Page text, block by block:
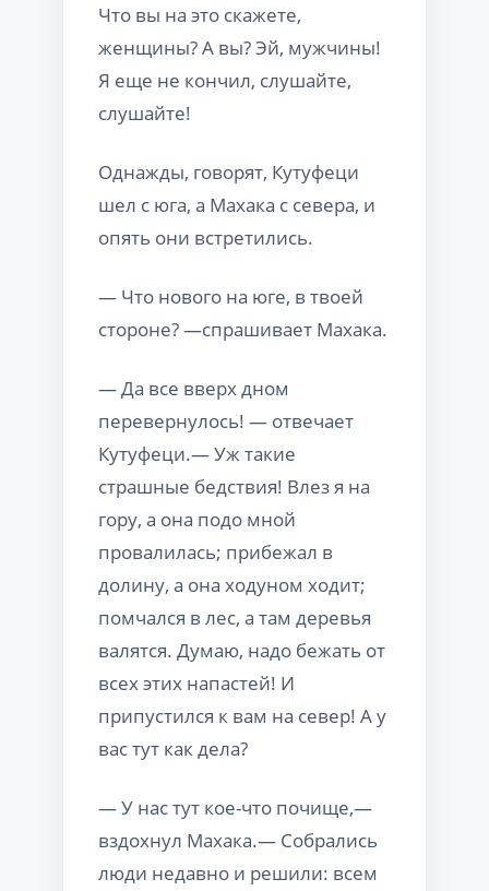
Что вы на это скажете,
женщины? А вы? Эй, мужчины!
Я еще не кончил, слушайте,
слушайте!
Однажды, говорят, Кутуфеци
шел с юга, а Махака с севера, и
опять они встретились.
— Что нового на юге, в твоей
стороне? —спрашивает Махака.
— Да все вверх дном
перевернулось! — отвечает
Кутуфеци.— Уж такие
страшные бедствия! Влез я на
гору, а она подо мной
провалилась; прибежал в
долину, а она ходуном ходит;
помчался в лес, а там деревья
валятся. Думаю, надо бежать от
всех этих напастей! И
припустился к вам на север! А у
вас тут как дела?
— У нас тут кое-что почище,—
вздохнул Махака.— Собрались
люди недавно и решили: всем